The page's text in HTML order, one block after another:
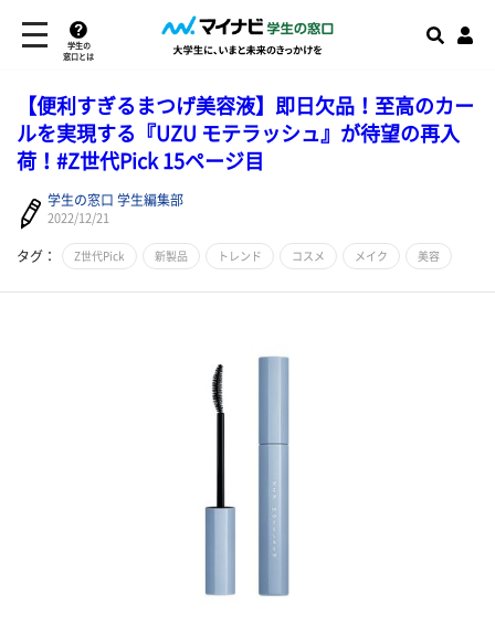
学生の
窓口とは
【便利すぎるまつげ美容液】即日欠品！至高のカー
ルを実現する『UZU モテラッシュ』が待望の再入
荷！#Z世代Pick 15ページ目
学生の窓口 学生編集部
2022/12/21
タグ： Z世代Pick 新製品 トレンド コスメ メイク 美容